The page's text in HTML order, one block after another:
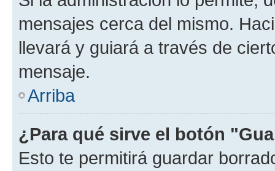
mensajes cerca del mismo.
llevará y guiará a través de
mensaje.
Arriba
¿Para qué sirve el botón
Esto te permitirá guardar